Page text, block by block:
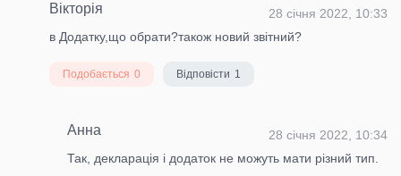
Вікторія
28 січня 2022, 10:33
в Додатку,що обрати?також новий звітний?
Подобається 0 Відповісти 1
Анна
28 січня 2022, 10:34
Так, декларація і додаток не можуть мати різний тип.